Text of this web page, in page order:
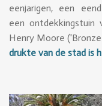
eenjarigen, een
een ontdekkingstuin
Henry Moore
drukte van de stad is